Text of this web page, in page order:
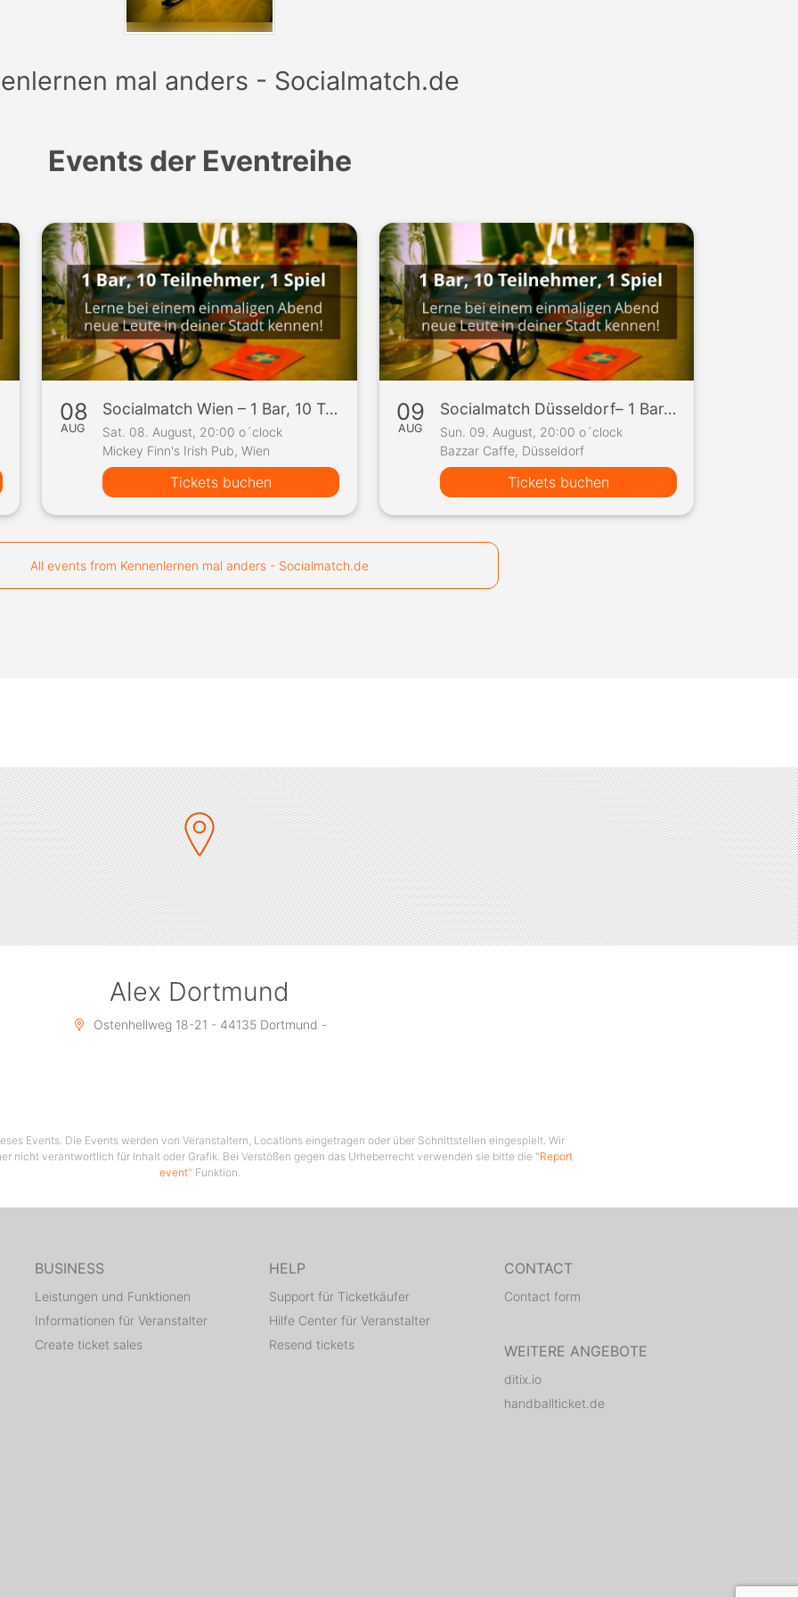
mal anders - Socialmatch.de
Events der Eventreihe
08
AUG
Socialmatch Wien – 1 Bar, 10 Teilnehmer, 1 Spiel
Sat. 08. August, 20:00 o´clock
Mickey Finn's Irish Pub, Wien
Tickets buchen
09
AUG
Socialmatch Düsseldorf– 1 Bar, 10 Teilnehmer, 1 Spiel
Sun. 09. August, 20:00 o´clock
Bazzar Caffe, Düsseldorf
Tickets buchen
All events from Kennenlernen mal anders - Socialmatch.de
Alex Dortmund
Ostenhellweg 18-21 - 44135 Dortmund -
Events. Die Events werden von Veranstaltern, Locations eingetragen oder über Schnittstellen eingespielt. Wir
nicht verantwortlich für Inhalt oder Grafik. Bei Verstößen gegen das Urheberrecht verwenden sie bitte die "Report
event" Funktion.
BUSINESS
Leistungen und Funktionen
Informationen für Veranstalter
Create ticket sales
HELP
Support für Ticketkäufer
Hilfe Center für Veranstalter
Resend tickets
CONTACT
Contact form
WEITERE ANGEBOTE
ditix.io
handballticket.de